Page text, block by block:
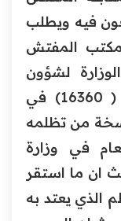
فيه ويطلب
المفتش
لشؤون
الشرطة بكتاب المكتب المرقم ( 16360) في
نسخة من تظلمه
في وزارة
29/2/2012 ،وحيث ان ما استقر
الذي يعتد به